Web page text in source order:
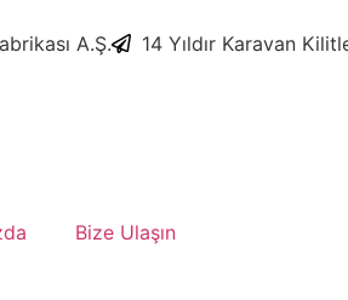
A.Ş. ​14 Yıldır Karavan
Bize Ulaşın